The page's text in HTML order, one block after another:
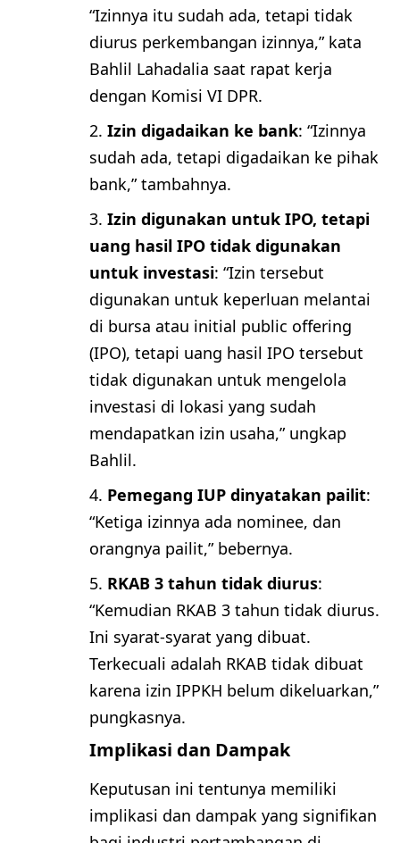
“Izinnya itu sudah ada, tetapi tidak
diurus perkembangan izinnya,” kata
Bahlil Lahadalia saat rapat kerja
dengan Komisi VI DPR.
Izin digadaikan ke bank: “Izinnya
sudah ada, tetapi digadaikan ke pihak
bank,” tambahnya.
Izin digunakan untuk IPO, tetapi
uang hasil IPO tidak digunakan
untuk investasi: “Izin tersebut
digunakan untuk keperluan melantai
di bursa atau initial public offering
(IPO), tetapi uang hasil IPO tersebut
tidak digunakan untuk mengelola
investasi di lokasi yang sudah
mendapatkan izin usaha,” ungkap
Bahlil.
Pemegang IUP dinyatakan pailit:
“Ketiga izinnya ada nominee, dan
orangnya pailit,” bebernya.
RKAB 3 tahun tidak diurus:
“Kemudian RKAB 3 tahun tidak diurus.
Ini syarat-syarat yang dibuat.
Terkecuali adalah RKAB tidak dibuat
karena izin IPPKH belum dikeluarkan,”
pungkasnya.
Implikasi dan Dampak
Keputusan ini tentunya memiliki
implikasi dan dampak yang signifikan